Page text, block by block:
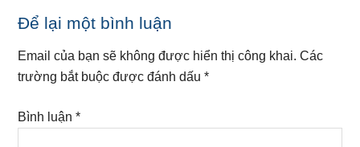
Reader
Interactions
Để lại một bình luận
Email của bạn sẽ không được hiển thị công khai. Các
trường bắt buộc được đánh dấu*
Bình luận*